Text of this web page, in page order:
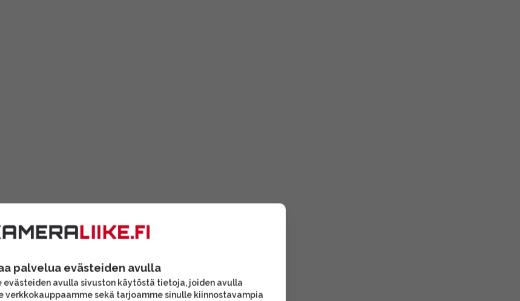
Ilmoita
palvelua evästeiden avulla
evästeiden avulla sivuston käytöstä tietoja, joiden avulla
verkkokauppaamme sekä tarjoamme sinulle kiinnostavampia